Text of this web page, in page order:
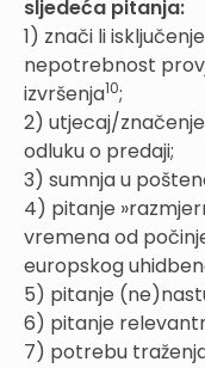
sljedeća pitanja:
1) znači li
nepotrebnost
izvršenja10;
2) utjecaj/
odluku o predaji;
3) sumnja u
4) pitanje
vremena od
europskog
5) pitanje
6) pitanje
7) potrebu